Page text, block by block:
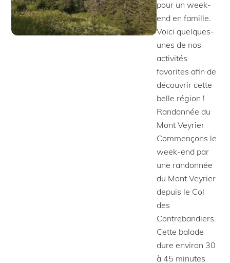
pour un week-
end en famille.
Voici quelques-
unes de nos
activités
favorites afin de
découvrir cette
belle région !
Randonnée du
Mont Veyrier
Commençons le
week-end par
une randonnée
du Mont Veyrier
depuis le Col
des
Contrebandiers.
Cette balade
dure environ 30
à 45 minutes